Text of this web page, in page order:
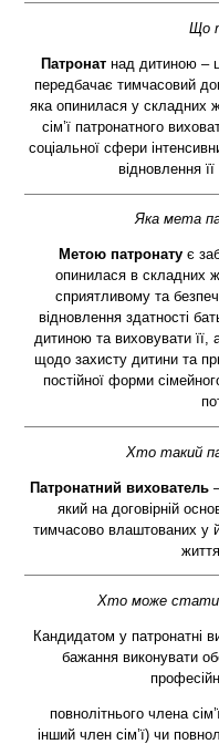
Що
Патронат над дитиною –
передбачає тимчасовий
яка опинилася у складних
сім’ї патронатного
соціальної сфери
відновлення
Яка мета
Метою патронатує
опинилася в складних
сприятливому та
відновлення здатності
дитиною та виховувати її,
щодо захисту дитини та
постійної форми
Хто такий
Патронатний вихователь–
який на договірній
тимчасово влаштованих у
Хто може стати
Кандидатом у патронатні
бажання виконувати
повнолітнього члена
інший член сім’ї) чи